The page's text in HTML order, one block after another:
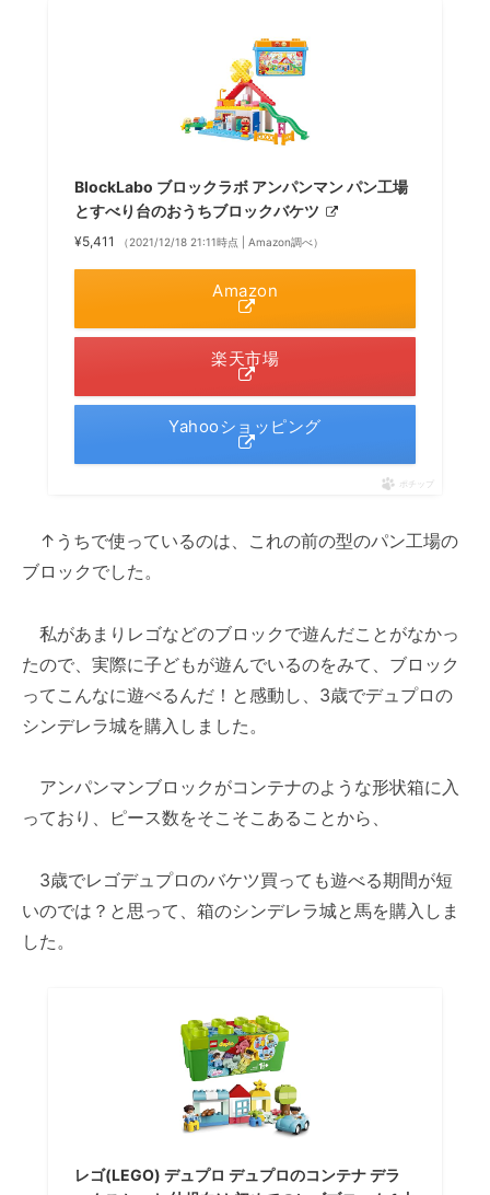
BlockLabo ブロックラボ アンパンマン パン工場
とすべり台のおうちブロックバケツ
¥5,411 （2021/12/18 21:11時点 | Amazon調べ）
Amazon
楽天市場
Yahooショッピング
ポチップ
↑うちで使っているのは、これの前の型のパン工場の
ブロックでした。
私があまりレゴなどのブロックで遊んだことがなかっ
たので、実際に子どもが遊んでいるのをみて、ブロック
ってこんなに遊べるんだ！と感動し、3歳でデュプロの
シンデレラ城を購入しました。
アンパンマンブロックがコンテナのような形状箱に入
っており、ピース数をそこそこあることから、
3歳でレゴデュプロのバケツ買っても遊べる期間が短
いのでは？と思って、箱のシンデレラ城と馬を購入しま
した。
レゴ(LEGO) デュプロ デュプロのコンテナ デラ